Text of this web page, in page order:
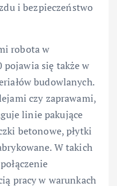
i bezpieczeństwo
robota w
się także w
budowlanych.
czy zaprawami,
linie pakujące
betonowe, płytki
W takich
pracy w warunkach